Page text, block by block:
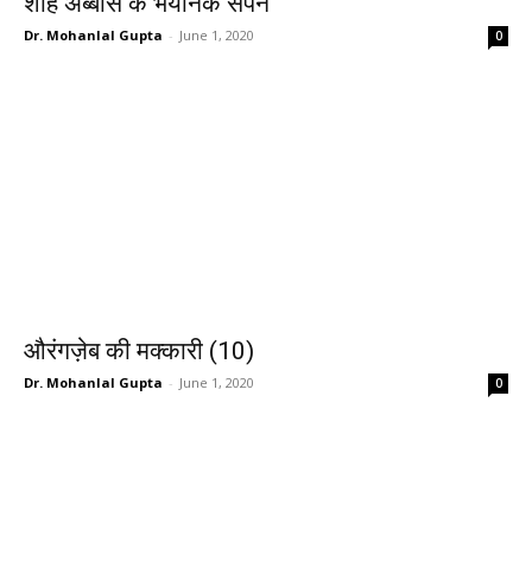
Dr. Mohanlal Gupta - June 1, 2020 0
औरंगज़ेब की मक्कारी (10)
Dr. Mohanlal Gupta - June 1, 2020 0